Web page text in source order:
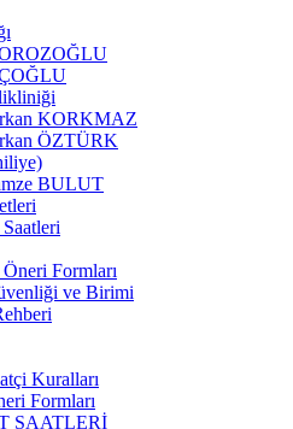
KORKMAZ
ÖZTÜRK
BULUT
Formları
ve Birimi
Kuralları
Formları
SAATLERİ